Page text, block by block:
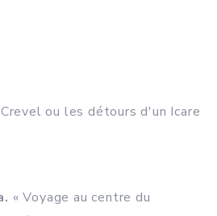
ou les détours d'un Icare
« Voyage au centre du